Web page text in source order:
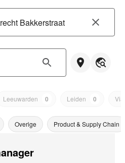
Leeuwarden 0 Leiden 0
Overige Product & Supply Chain